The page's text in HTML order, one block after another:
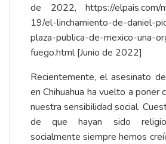
de 2022, https://
19/el-linchamiento-de-daniel-
plaza-publica-de-mexico-una-
fuego.html[Junio de 2022]
Recientemente, el asesinato
en Chihuahua ha vuelto a poner
nuestra sensibilidad social.
de que hayan sido
socialmente siempre hemos